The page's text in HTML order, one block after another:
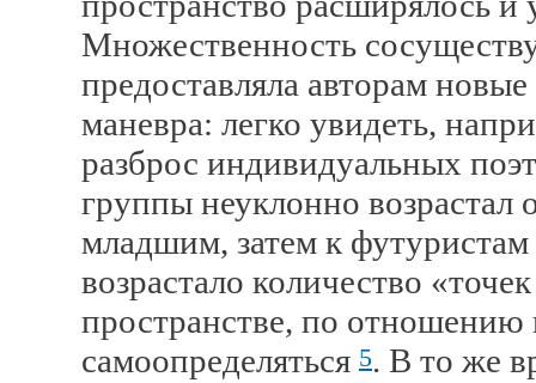
Множественность
предоставляла авторам
маневра: легко увидеть,
разброс индивидуальных
группы неуклонно возрастал
младшим, затем к
возрастало количество
пространстве, по отношению
самоопределяться 5. В то же